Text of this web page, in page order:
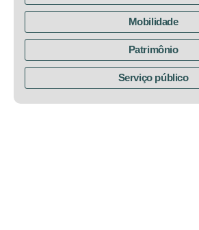
Mobilidade
Patrimônio
Serviço público